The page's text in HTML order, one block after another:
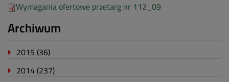
Wymagania ofertowe przetarg nr 112_09
Archiwum
2015 (36)
2014 (237)